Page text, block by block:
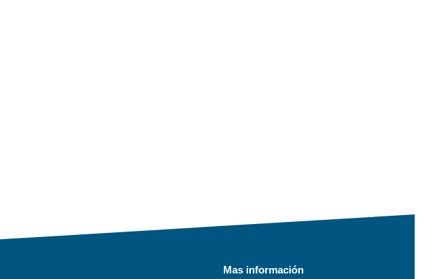
Mas información